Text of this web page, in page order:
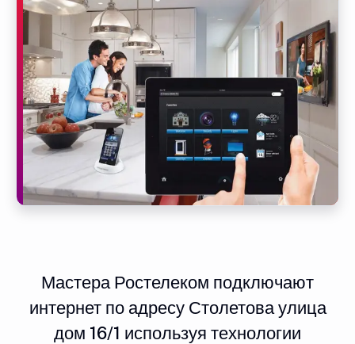
Мастера Ростелеком подключают
интернет по адресу Столетова улица
дом 16/1 используя технологии